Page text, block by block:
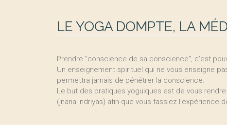
LE YOGA DOMPTE, LA
Prendre "conscience de sa conscience", c’est
Un enseignement spirituel qui ne vous enseigne
permettra jamais de pénétrer la conscience.
Le but des pratiques yoguiques est de vous
(jnana indriyas) afin que vous fassiez l’expérience